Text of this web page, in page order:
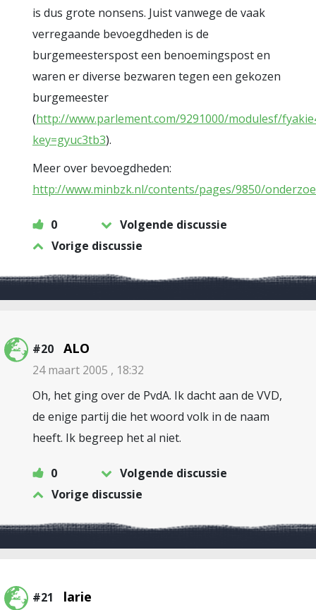
is dus grote nonsens. Juist vanwege de vaak
verregaande bevoegdheden is de
burgemeesterspost een benoemingspost en
waren er diverse bezwaren tegen een gekozen
burgemeester
(http://www.parlement.com/9291000/modulesf/
key=gyuc3tb3).
Meer over bevoegdheden:
http://www.minbzk.nl/contents/pages/9850/
0
Volgende discussie
Vorige discussie
#20 ALO
24 maart 2005 , 18:32
Oh, het ging over de PvdA. Ik dacht aan de VVD,
de enige partij die het woord volk in de naam
heeft. Ik begreep het al niet.
0
Volgende discussie
Vorige discussie
#21 larie